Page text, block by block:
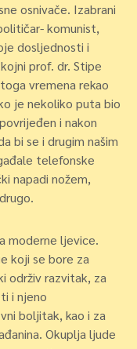
osnivače. Izabrani
komunist,
dosljednosti i
prof. dr. Stipe
vremena rekao
je nekoliko puta bio
i nakon
bi se i drugim našim
telefonske
napadi nožem,
moderne ljevice.
koji se bore za
održiv razvitak, za
i njeno
boljitak, kao i za
Okuplja ljude